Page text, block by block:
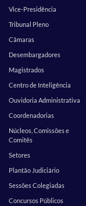
Vice-Presidência
Tribunal Pleno
Câmaras
Desembargadores
Magistrados
Centro de Inteligência
Ouvidoria Administrativa
Coordenadorias
Núcleos, Comissões e
Comitês
Setores
Plantão Judiciário
Sessões Colegiadas
Concursos Públicos